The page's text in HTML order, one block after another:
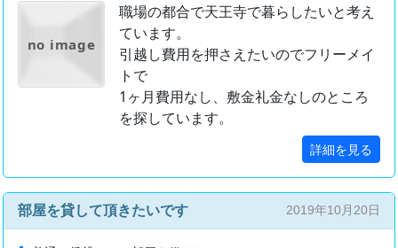
no image
職場の都合で天王寺で暮らしたいと考え
ています。
引越し費用を押さえたいのでフリーメイ
トで
1ヶ月費用なし、敷金礼金なしのところ
を探しています。
詳細を見る
部屋を貸して頂きたいです 2019年10月20日